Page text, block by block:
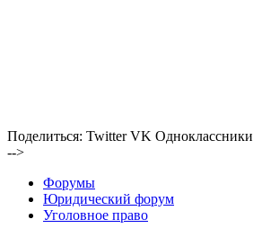
Поделиться: Twitter VK Одноклассники
-->
Форумы
Юридический форум
Уголовное право